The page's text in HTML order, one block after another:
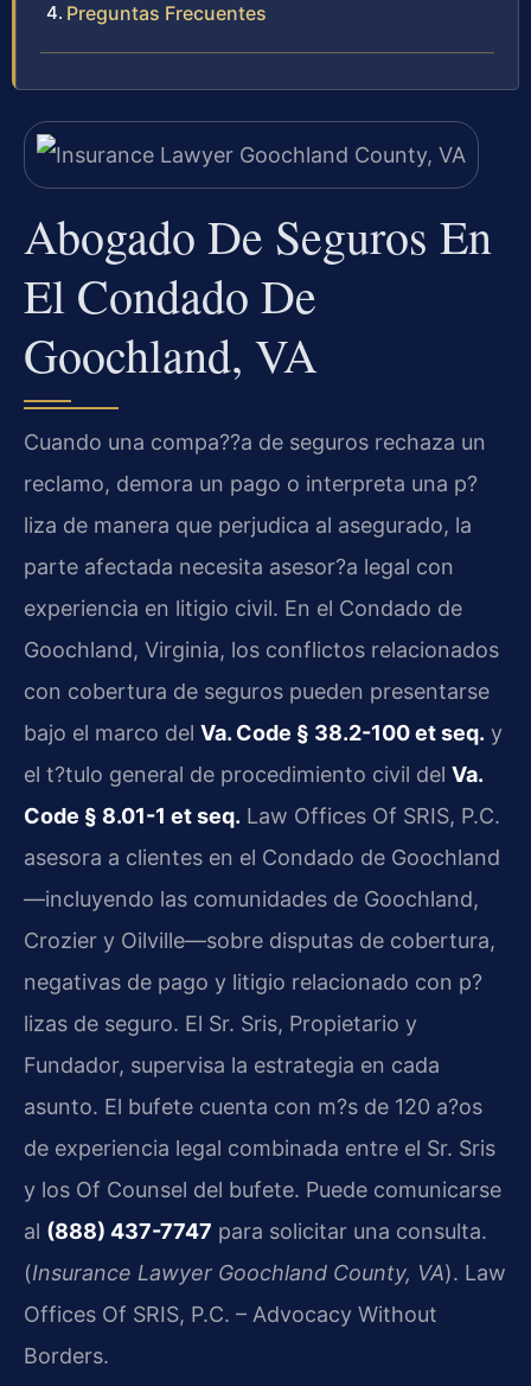
Preguntas Frecuentes
Abogado De Seguros En
El Condado De
Goochland, VA
Cuando una compa??a de seguros rechaza un
reclamo, demora un pago o interpreta una p?
liza de manera que perjudica al asegurado, la
parte afectada necesita asesor?a legal con
experiencia en litigio civil. En el Condado de
Goochland, Virginia, los conflictos relacionados
con cobertura de seguros pueden presentarse
bajo el marco del Va. Code § 38.2-100 et seq. y
el t?tulo general de procedimiento civil del Va.
Code § 8.01-1 et seq. Law Offices Of SRIS, P.C.
asesora a clientes en el Condado de Goochland
—incluyendo las comunidades de Goochland,
Crozier y Oilville—sobre disputas de cobertura,
negativas de pago y litigio relacionado con p?
lizas de seguro. El Sr. Sris, Propietario y
Fundador, supervisa la estrategia en cada
asunto. El bufete cuenta con m?s de 120 a?os
de experiencia legal combinada entre el Sr. Sris
y los Of Counsel del bufete. Puede comunicarse
al (888) 437-7747 para solicitar una consulta.
(Insurance Lawyer Goochland County, VA). Law
Offices Of SRIS, P.C. – Advocacy Without
Borders.